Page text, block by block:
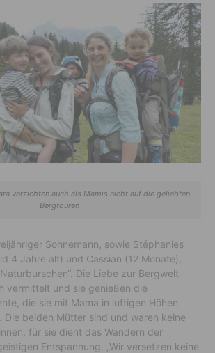
verzichten auch als Mamis nicht auf die geliebten
Bergtouren
Sohnemann, sowie Stéphanies
4 Jahre alt) und Cassian (12 Monate),
Die Liebe zur Bergwelt
vermittelt und sie genießen die
die sie mit Mama in luftigen Höhen
Die beiden Mütter sind und waren keine
für sie dient das Wandern der
Entspannung. „Wir versetzen keine